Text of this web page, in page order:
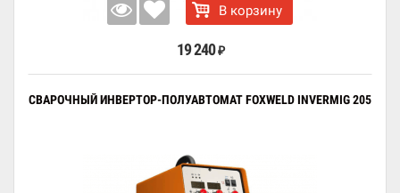
В корзину
19 240 ₽
СВАРОЧНЫЙ ИНВЕРТОР-ПОЛУАВТОМАТ FOXWELD INVERMIG 205